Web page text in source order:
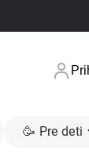
🥳 Pre deti